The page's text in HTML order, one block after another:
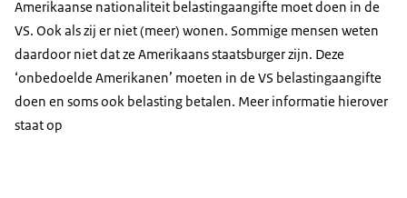
Amerikaanse nationaliteit belastingaangifte moet doen in de
VS. Ook als zij er niet (meer) wonen. Sommige mensen weten
daardoor niet dat ze Amerikaans staatsburger zijn. Deze
‘onbedoelde Amerikanen’ moeten in de VS belastingaangifte
doen en soms ook belasting betalen. Meer informatie hierover
staat op